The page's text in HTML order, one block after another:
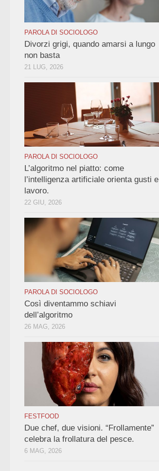
PAROLA DI SOCIOLOGO
Divorzi grigi, quando amarsi a lungo
non basta
21 LUG, 2026
PAROLA DI SOCIOLOGO
L’algoritmo nel piatto: come
l’intelligenza artificiale orienta gusti e
lavoro.
22 GIU, 2026
PAROLA DI SOCIOLOGO
Così diventammo schiavi
dell’algoritmo
26 MAG, 2026
FESTFOOD
Due chef, due visioni. “Frollamente”
celebra la frollatura del pesce.
6 MAG, 2026